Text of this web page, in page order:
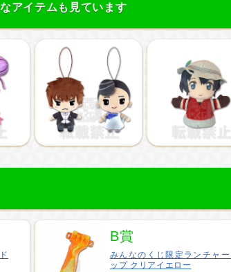
アイテムも見ています
B賞
みんなのくじ限定ランチャー
ップ クリアイエロー